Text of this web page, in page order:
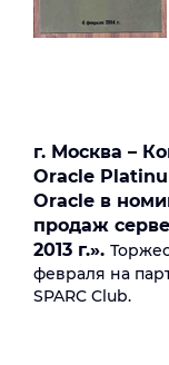
г. Москва –
Oracle
Oracle в
продаж
2013 г.».
февраля на
SPARC Club.